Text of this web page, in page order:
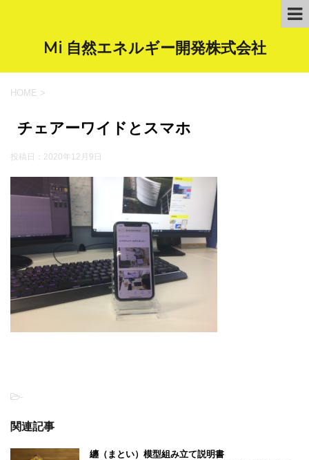
Mi 自然エネルギー開発株式会社
HOME >
チェアーワイドとスマホ
投稿日： 2020年12月9日
-
関連記事
纏（まとい）模型組み立て説明書